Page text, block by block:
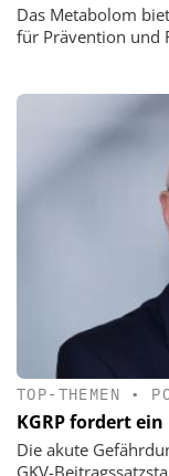
Das Metabolom
für Prävention und
TOP-THEMEN •
KGRP fordert
Die akute
GKV-